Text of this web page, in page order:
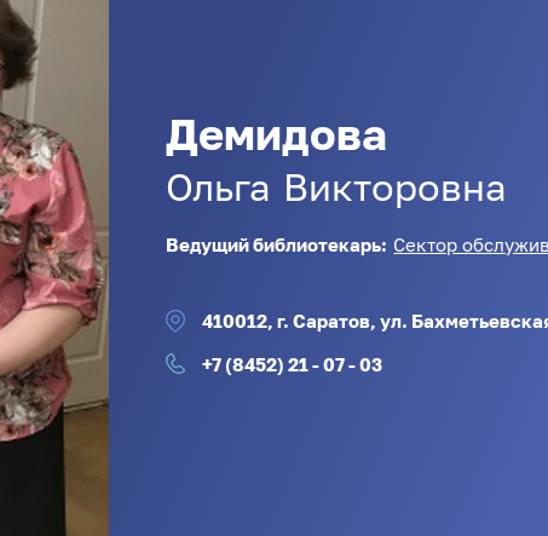
Демидова
Ольга Викторовна
Ведущий библиотекарь: Сектор
410012, г. Саратов, ул.
+7 (8452) 21 - 07 - 03